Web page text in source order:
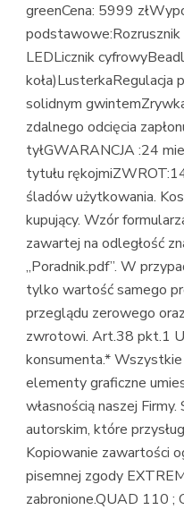
greenCena: 5999
LEDLicznik
koła)LusterkaRegulacja
solidnym
zdalnego odcięcia
tyłGWARANCJA :24
tytułu
śladów użytkowania.
kupujący. Wzór
zawartej na odległość
„Poradnik.pdf”. W
tylko wartość samego
przeglądu zerowego
zwrotowi. Art.38 pkt.1
konsumenta.*
elementy graficzne
własnością naszej
autorskim, które
Kopiowanie zawartości
pisemnej zgody
zabronione.QUAD 110